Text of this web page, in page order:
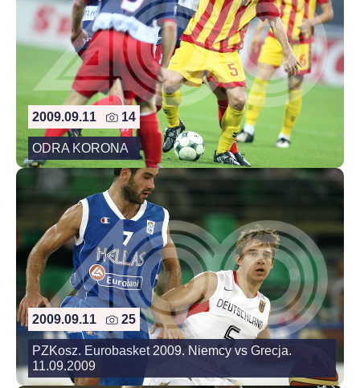
2009.09.11 14
ODRA KORONA
2009.09.11 25
PZKosz. Eurobasket 2009. Niemcy vs Grecja.
11.09.2009